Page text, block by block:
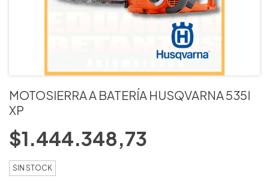
MOTOSIERRA A BATERÍA HUSQVARNA 535I
XP
$1.444.348,73
SIN STOCK